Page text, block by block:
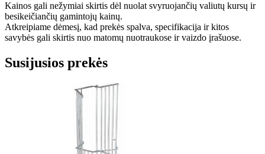
Kainos gali nežymiai skirtis dėl nuolat svyruojančių valiutų kursų ir
besikeičiančių gamintojų kainų.
Atkreipiame dėmesį, kad prekės spalva, specifikacija ir kitos
savybės gali skirtis nuo matomų nuotraukose ir vaizdo įrašuose.
Susijusios prekės